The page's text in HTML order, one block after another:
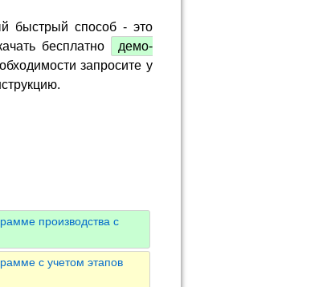
быстрый способ - это
бесплатно
демо-
запросите у
производства с
с учетом этапов